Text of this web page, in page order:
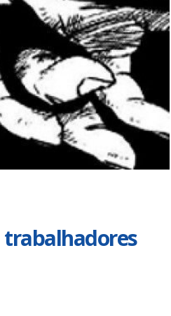
trabalhadores
Trabalhadores da Iguá tem
até o dia 17/8 para
desautorizar desconto da
assistencial
agosto de 2026
Chapa 1 – “Unidade,
Resistência e Luta vence” a
eleição do Sindisan
de julho de 2026
Eleição para Diretoria